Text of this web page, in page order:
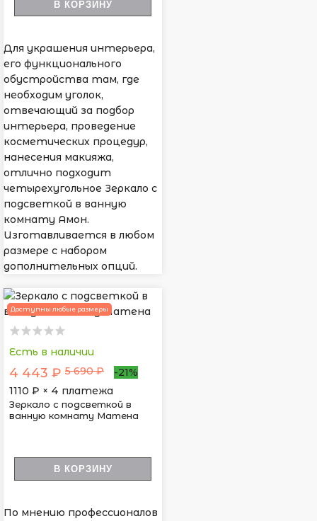
В КОРЗИНУ
Для украшения интерьера,
его функционального
обустройства там, где
необходим уголок,
отвечающий за подбор
интерьера, проведение
косметических процедур,
нанесения макияжа,
отлично подходит
четырехугольное Зеркало с
подсветкой в ванную
комнату Амон.
Изготавливается в любом
размере с набором
дополнительных опций.
Доступны любые размеры
Есть в наличии
4 443 ₽ 5 690 ₽
-21%
1110 ₽ × 4 платежа
Зеркало с подсветкой в
ванную комнату Матена
В КОРЗИНУ
По мнению профессионалов